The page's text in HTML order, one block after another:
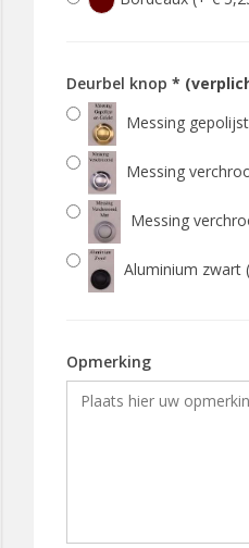
Deurbel knop *
Messing
Messing
Messing
Aluminium zwart
Opmerking